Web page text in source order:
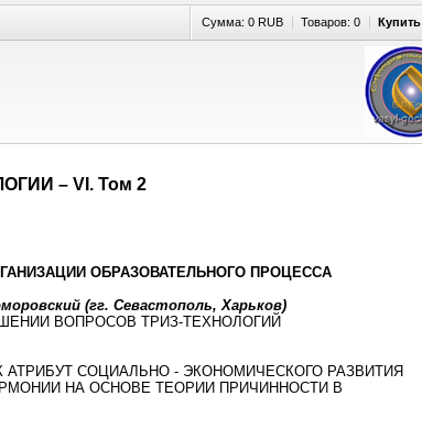
Сумма: 0 RUB Товаров: 0 Купить
– VI. Том 2
ОБРАЗОВАТЕЛЬНОГО ПРОЦЕССА
(гг. Севастополь, Харьков)
ВОПРОСОВ ТРИЗ-ТЕХНОЛОГИЙ
СОЦИАЛЬНО - ЭКОНОМИЧЕСКОГО РАЗВИТИЯ
НА ОСНОВЕ ТЕОРИИ ПРИЧИННОСТИ В